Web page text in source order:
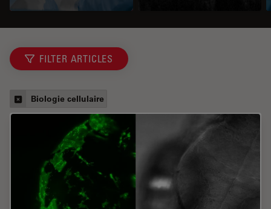
FILTER ARTICLES
Biologie cellulaire